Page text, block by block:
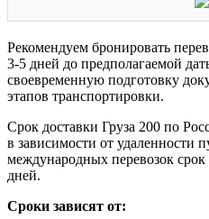
Рекомендуем бронировать
3-5 дней до предполагаемой
своевременную подготовку
этапов транспортировки.
Срок доставки Груза 200 по
в зависимости от удаленности
международных перевозок
дней.
Сроки зависят от: